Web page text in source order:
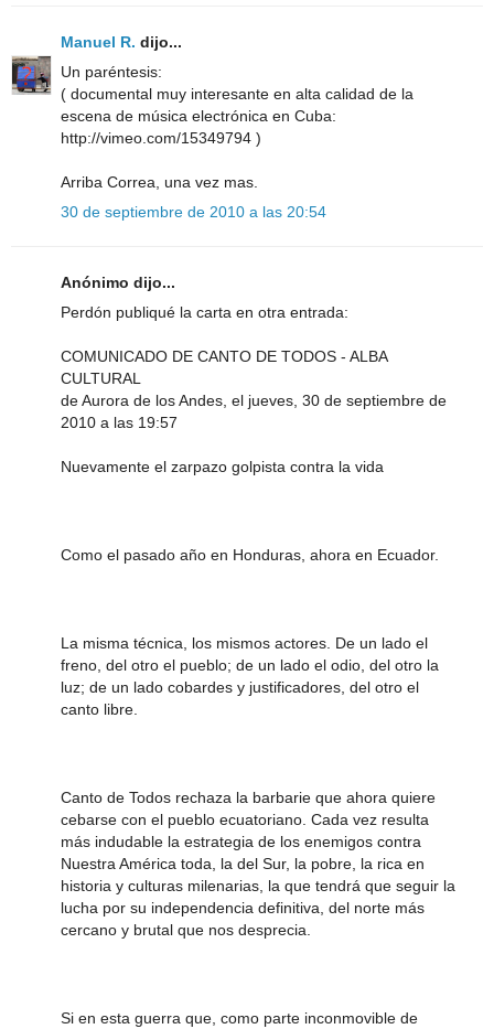
Manuel R. dijo...
Un paréntesis:
( documental muy interesante en alta calidad de la
escena de música electrónica en Cuba:
http://vimeo.com/15349794 )
Arriba Correa, una vez mas.
30 de septiembre de 2010 a las 20:54
Anónimo dijo...
Perdón publiqué la carta en otra entrada:
COMUNICADO DE CANTO DE TODOS - ALBA
CULTURAL
de Aurora de los Andes, el jueves, 30 de septiembre de
2010 a las 19:57
Nuevamente el zarpazo golpista contra la vida
Como el pasado año en Honduras, ahora en Ecuador.
La misma técnica, los mismos actores. De un lado el
freno, del otro el pueblo; de un lado el odio, del otro la
luz; de un lado cobardes y justificadores, del otro el
canto libre.
Canto de Todos rechaza la barbarie que ahora quiere
cebarse con el pueblo ecuatoriano. Cada vez resulta
más indudable la estrategia de los enemigos contra
Nuestra América toda, la del Sur, la pobre, la rica en
historia y culturas milenarias, la que tendrá que seguir la
lucha por su independencia definitiva, del norte más
cercano y brutal que nos desprecia.
Si en esta guerra que, como parte inconmovible de